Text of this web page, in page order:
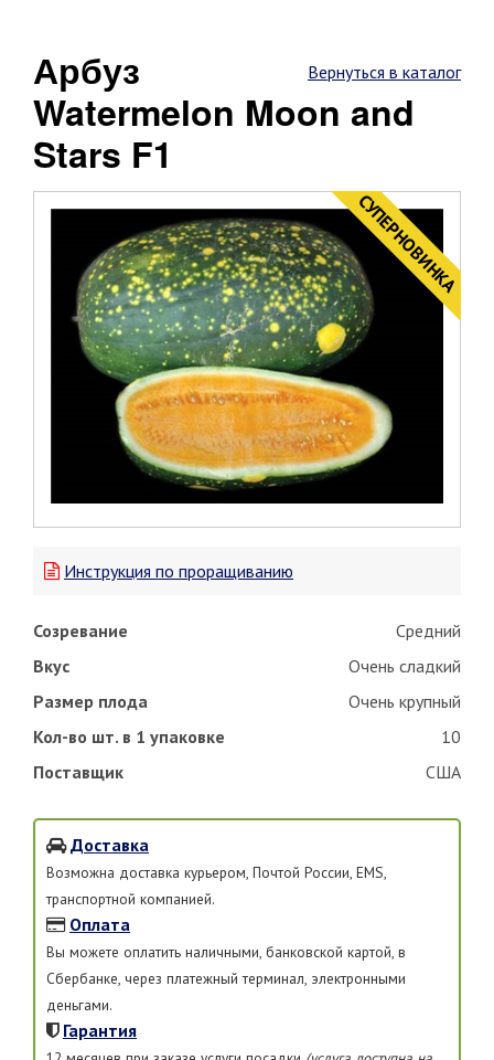
Вернуться в каталог
Арбуз
Watermelon Moon and
Stars F1
CУПЕРНОВИНКА
Инструкция по проращиванию
Созревание
Средний
Вкус
Очень сладкий
Размер плода
Очень крупный
Кол-во шт. в 1 упаковке
10
Поставщик
США
Доставка
Возможна доставка курьером, Почтой России, EMS,
транспортной компанией.
Оплата
Вы можете оплатить наличными, банковской картой, в
Сбербанке, через платежный терминал, электронными
деньгами.
Гарантия